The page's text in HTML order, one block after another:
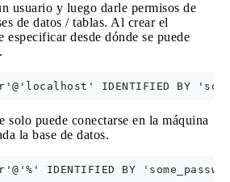
usuario y luego darle permisos de
de datos / tablas. Al crear el
especificar desde dónde se puede
solo puede conectarse en la máquina
la base de datos.